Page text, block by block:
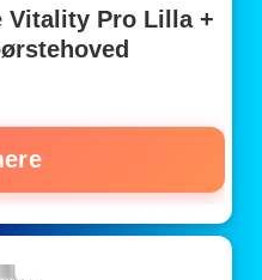
Vitality Pro Lilla +